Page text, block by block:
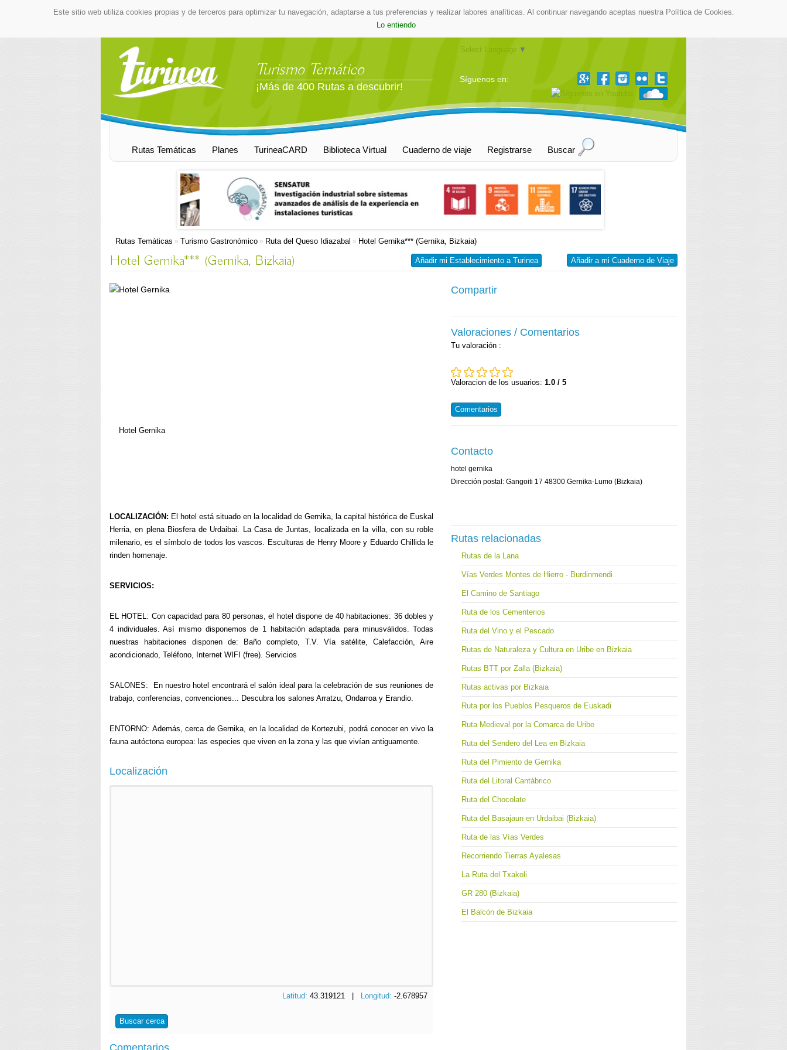
Este sitio web utiliza cookies propias y de terceros para optimizar tu navegación, adaptarse a tus preferencias y realizar labores analíticas. Al continuar navegando aceptas nuestra Política de Cookies.
Lo entiendo
Turismo Temático
¡Más de 400 Rutas a descubrir!
Select Language ▼
Síguenos en:
Rutas Temáticas Planes TurineaCARD Biblioteca Virtual Cuaderno de viaje Registrarse Buscar
Rutas Temáticas » Turismo Gastronómico » Ruta del Queso Idiazabal » Hotel Gernika*** (Gernika, Bizkaia)
Añadir a mi Cuaderno de Viaje
Añadir mi Establecimiento a Turinea
Hotel Gernika*** (Gernika, Bizkaia)
Hotel Gernika
LOCALIZACIÓN: El hotel está situado en la localidad de Gernika, la capital histórica de Euskal
Herria, en plena Biosfera de Urdaibai. La Casa de Juntas, localizada en la villa, con su roble
milenario, es el símbolo de todos los vascos. Esculturas de Henry Moore y Eduardo Chillida le
rinden homenaje.
SERVICIOS:
EL HOTEL: Con capacidad para 80 personas, el hotel dispone de 40 habitaciones: 36 dobles y
4 individuales. Así mismo disponemos de 1 habitación adaptada para minusválidos. Todas
nuestras habitaciones disponen de: Baño completo, T.V. Vía satélite, Calefacción, Aire
acondicionado, Teléfono, Internet WIFI (free). Servicios
SALONES: En nuestro hotel encontrará el salón ideal para la celebración de sus reuniones de
trabajo, conferencias, convenciones... Descubra los salones Arratzu, Ondarroa y Erandio.
ENTORNO: Además, cerca de Gernika, en la localidad de Kortezubi, podrá conocer en vivo la
fauna autóctona europea: las especies que viven en la zona y las que vivían antiguamente.
Localización
Latitud:43.319121 | Longitud:-2.678957
Buscar cerca
Comentarios
Compartir
Valoraciones / Comentarios
Tu valoración :
Valoracion de los usuarios:1.0 / 5
Comentarios
Contacto
hotel gernika
Dirección postal: Gangoiti 17 48300 Gernika-Lumo (Bizkaia)
Rutas relacionadas
Rutas de la Lana
Vías Verdes Montes de Hierro - Burdinmendi
El Camino de Santiago
Ruta de los Cementerios
Ruta del Vino y el Pescado
Rutas de Naturaleza y Cultura en Uribe en Bizkaia
Rutas BTT por Zalla (Bizkaia)
Rutas activas por Bizkaia
Ruta por los Pueblos Pesqueros de Euskadi
Ruta Medieval por la Comarca de Uribe
Ruta del Sendero del Lea en Bizkaia
Ruta del Pimiento de Gernika
Ruta del Litoral Cantábrico
Ruta del Chocolate
Ruta del Basajaun en Urdaibai (Bizkaia)
Ruta de las Vías Verdes
Recorriendo Tierras Ayalesas
La Ruta del Txakoli
GR 280 (Bizkaia)
El Balcón de Bizkaia